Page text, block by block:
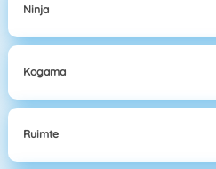
Ninja
Kogama
Ruimte